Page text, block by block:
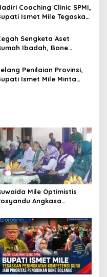
Terbaik
Coaching Clinic SPMI,
Ismet Mile Tegaskan
Jadi Prioritas
Bone Bolango
Sengketa Aset
Ibadah, Bone
Wakaf dan Sertifikasi
Penilaian Provinsi,
Ismet Mile Minta
Mile Optimistis
Angkasa
Terbaik